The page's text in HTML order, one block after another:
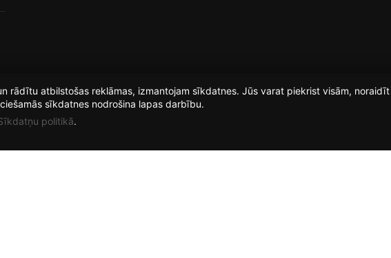
rādītu atbilstošas reklāmas, izmantojam sīkdatnes. Jūs varat piekrist visām,
sīkdatnes nodrošina lapas darbību.
politikā.